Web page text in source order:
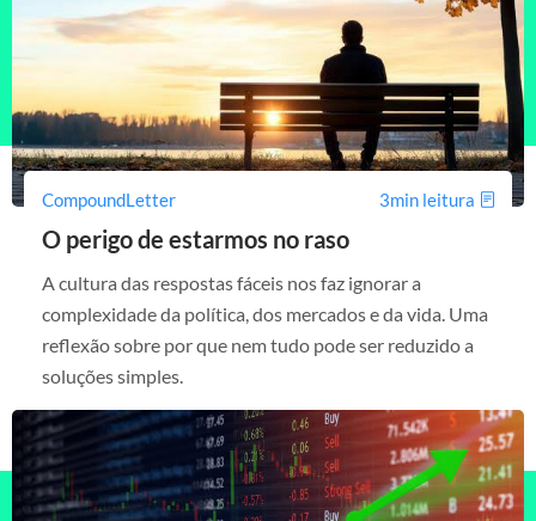
CompoundLetter 3min leitura
O perigo de estarmos no raso
A cultura das respostas fáceis nos faz ignorar a
complexidade da política, dos mercados e da vida. Uma
reflexão sobre por que nem tudo pode ser reduzido a
soluções simples.